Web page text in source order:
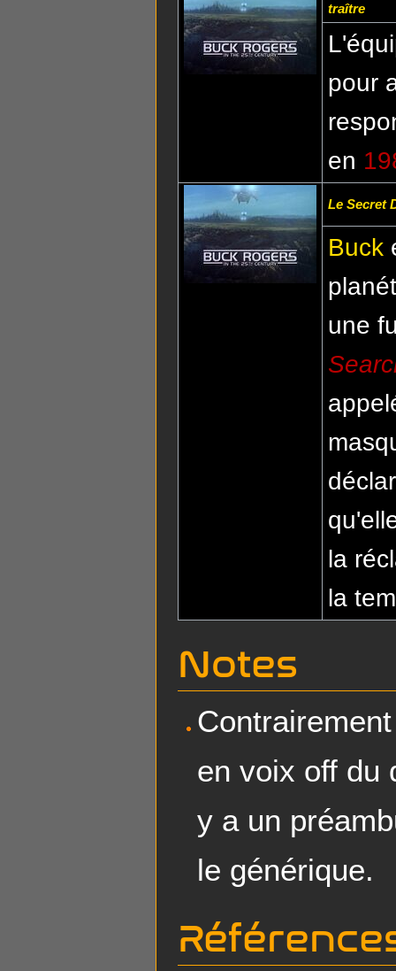
traître
pour
en
Le Secret
Buck
une
la
la
Notes
en voix off du
y a un
le générique.